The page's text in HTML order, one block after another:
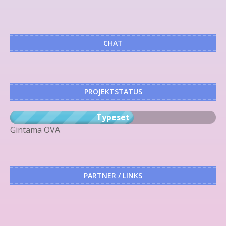
CHAT
PROJEKTSTATUS
Typeset
Gintama OVA
PARTNER / LINKS